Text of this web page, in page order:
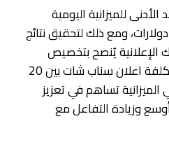
للميزانية اليومية
للاعلانات الممولة بمبلغ 5 دولارات، ومع ذلك لتحقيق نتائج
الإعلانية يُنصح بتخصيص
ميزانية يومية حيث تتراوح تكلفة اعلان سناب شات بين 20
في الميزانية تساهم في تعزيز
وزيادة التفاعل مع